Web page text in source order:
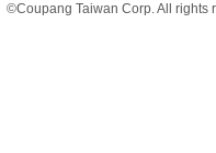
©Coupang Taiwan Corp. All rights